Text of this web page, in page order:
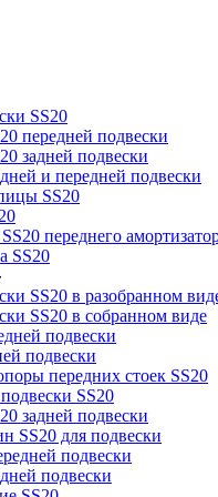
SS20
передней подвески
задней подвески
и передней подвески
SS20
переднего
SS20
SS20 в разобранном
SS20 в собранном виде
подвески
подвески
передних стоек SS20
SS20
задней подвески
SS20 для подвески
подвески
подвески